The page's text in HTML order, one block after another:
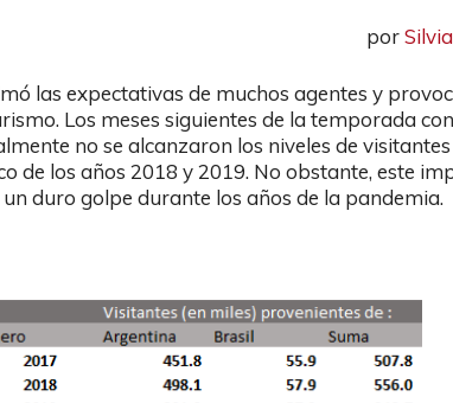
por
las expectativas de muchos agentes y
Los meses siguientes de la temporada
no se alcanzaron los niveles de
de los años 2018 y 2019. No obstante, este
duro golpe durante los años de la pandemia.